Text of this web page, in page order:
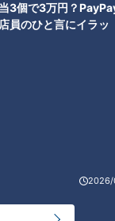
3個で3万円？
員のひと言にイラッ
2026/